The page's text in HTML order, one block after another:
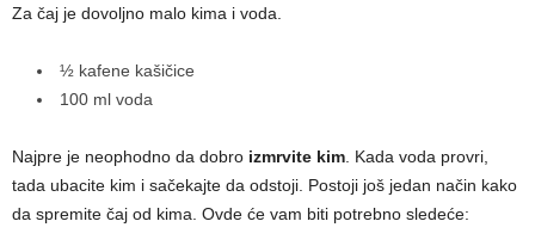
Za čaj je dovoljno malo kima i voda.
½ kafene kašičice
100 ml voda
Najpre je neophodno da dobro izmrvite kim. Kada voda provri,
tada ubacite kim i sačekajte da odstoji. Postoji još jedan način kako
da spremite čaj od kima. Ovde će vam biti potrebno sledeće: